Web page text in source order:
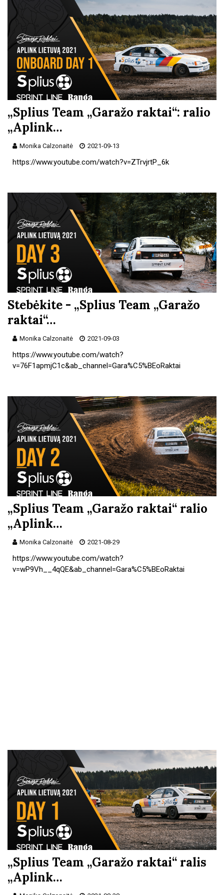
„Splius Team „Garažo raktai“: ralio
„Aplink…
Monika Calzonaitė 2021-09-13
https://www.youtube.com/watch?v=ZTrvjrtP_6k
Stebėkite - „Splius Team „Garažo
raktai“…
Monika Calzonaitė 2021-09-03
https://www.youtube.com/watch?
v=76F1apmjC1c&ab_channel=Gara%C5%BEoRaktai
„Splius Team „Garažo raktai“ ralio
„Aplink…
Monika Calzonaitė 2021-08-29
https://www.youtube.com/watch?
v=wP9Vh__4qQE&ab_channel=Gara%C5%BEoRaktai
„Splius Team „Garažo raktai“ ralis
„Aplink…